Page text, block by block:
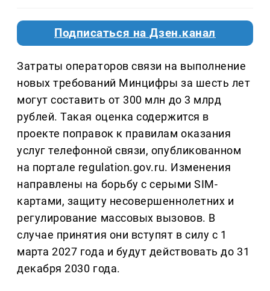
Подписаться на Дзен.канал
Затраты операторов связи на выполнение
новых требований Минцифры за шесть лет
могут составить от 300 млн до 3 млрд
рублей. Такая оценка содержится в
проекте поправок к правилам оказания
услуг телефонной связи, опубликованном
на портале regulation.gov.ru. Изменения
направлены на борьбу с серыми SIM-
картами, защиту несовершеннолетних и
регулирование массовых вызовов. В
случае принятия они вступят в силу с 1
марта 2027 года и будут действовать до 31
декабря 2030 года.